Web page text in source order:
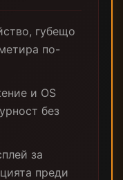
губещо
по-
и OS
без
за
преди